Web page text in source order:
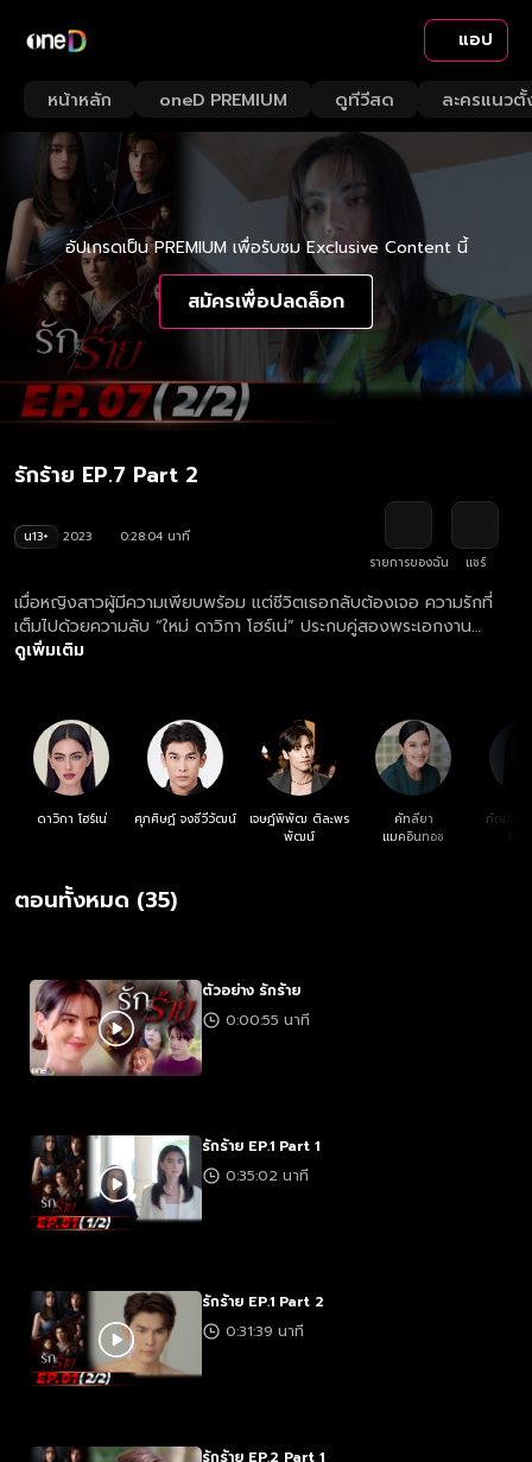
แอป
หน้าหลัก oneD PREMIUM ดูทีวีสด ละครแนวตั้
อัปเกรดเป็น PREMIUM เพื่อรับชม Exclusive Content นี้
สมัครเพื่อปลดล็อก
รักร้าย EP.7 Part 2
น13+ 2023
0:28:04 นาที
รายการของฉัน
แชร์
เมื่อหญิงสาวผู้มีความเพียบพร้อม แต่ชีวิตเธอกลับต้องเจอ ความรักที่
เต็มไปด้วยความลับ “ใหม่ ดาวิกา โฮร์เน่” ประกบคู่สองพระเอกงาน
คุณภาพ “เจษ เจษฎ์พิพัฒ ติละพรพัฒน์” และ “มิว ศุภศิษฏ์ จงชีวี
ดูเพิ่มเติม
ดาวิกา โฮร์เน่ ศุภศิษฏ์ จงชีวีวัฒน์
เจษฎ์พิพัฒ ติละพร
พัฒน์
คัทลียา
แมคอินทอช
ภัณฑิลา
ตอนทั้งหมด (35)
ตัวอย่าง รักร้าย
0:00:55 นาที
รักร้าย EP.1 Part 1
0:35:02 นาที
รักร้าย EP.1 Part 2
0:31:39 นาที
รักร้าย EP.2 Part 1